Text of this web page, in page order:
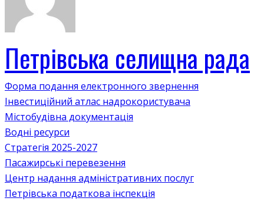
Петрівська селищна рада
Форма подання електронного звернення
Інвестиційний атлас надрокористувача
Містобудівна документація
Водні ресурси
Стратегія 2025-2027
Пасажирські перевезення
Центр надання адміністративних послуг
Петрівська податкова інспекція